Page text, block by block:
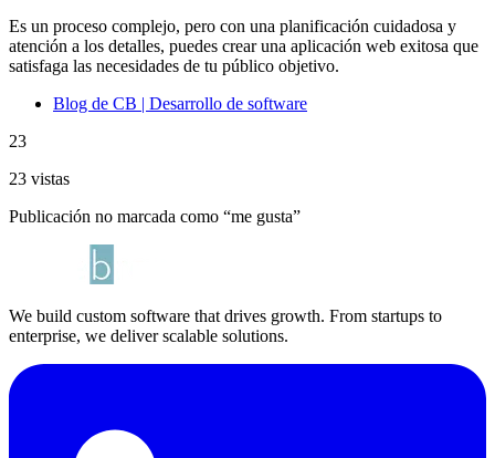
Es un proceso complejo, pero con una planificación cuidadosa y
atención a los detalles, puedes crear una aplicación web exitosa que
satisfaga las necesidades de tu público objetivo.
Blog de CB | Desarrollo de software
23
23 vistas
Publicación no marcada como “me gusta”
We build custom software that drives growth. From startups to
enterprise, we deliver scalable solutions.